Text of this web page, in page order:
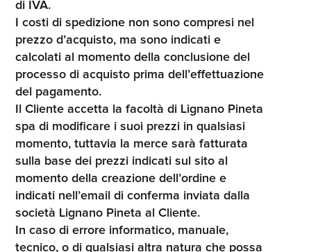
di IVA.
I costi di spedizione non sono compresi nel
prezzo d’acquisto, ma sono indicati e
calcolati al momento della conclusione del
processo di acquisto prima dell’effettuazione
del pagamento.
Il Cliente accetta la facoltà di Lignano Pineta
spa di modificare i suoi prezzi in qualsiasi
momento, tuttavia la merce sarà fatturata
sulla base dei prezzi indicati sul sito al
momento della creazione dell’ordine e
indicati nell’email di conferma inviata dalla
società Lignano Pineta al Cliente.
In caso di errore informatico, manuale,
tecnico, o di qualsiasi altra natura che possa